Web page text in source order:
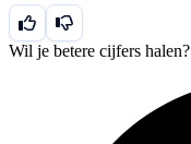
Wil je betere cijfers halen?